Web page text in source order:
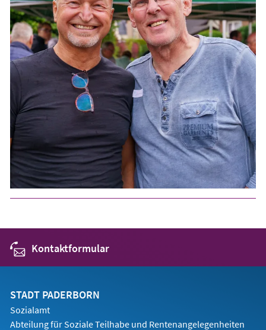
Kontaktformular
STADT PADERBORN
Sozialamt
Abteilung für Soziale Teilhabe und Rentenangelegenheiten